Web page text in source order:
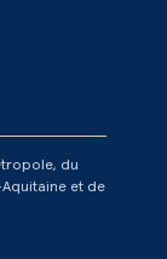
du
et de